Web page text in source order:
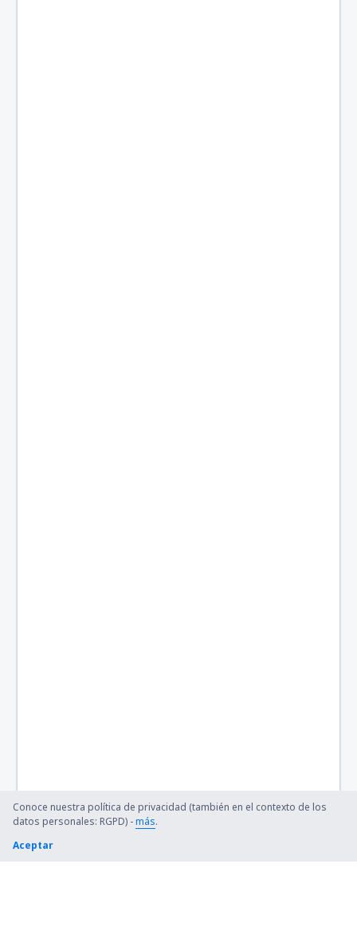
Conoce nuestra política de privacidad (también en el contexto de los
datos personales: RGPD) -más.
Aceptar